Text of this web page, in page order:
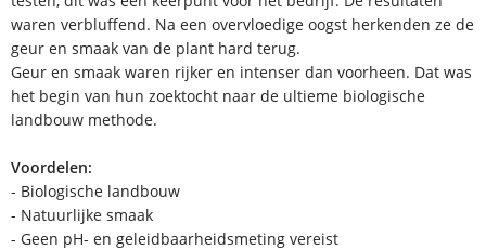
waren verbluffend. Na een overvloedige oogst herkenden ze de
geur en smaak van de plant hard terug.
Geur en smaak waren rijker en intenser dan voorheen. Dat was
het begin van hun zoektocht naar de ultieme biologische
landbouw methode.
Voordelen:
- Biologische landbouw
- Natuurlijke smaak
- Geen pH- en geleidbaarheidsmeting vereist